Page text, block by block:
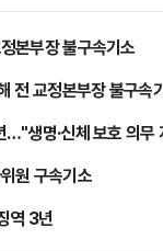
본부장 불구속기소
전 교정본부장 불구속
생명·신체 보호 의무
원 구속기소
역 3년